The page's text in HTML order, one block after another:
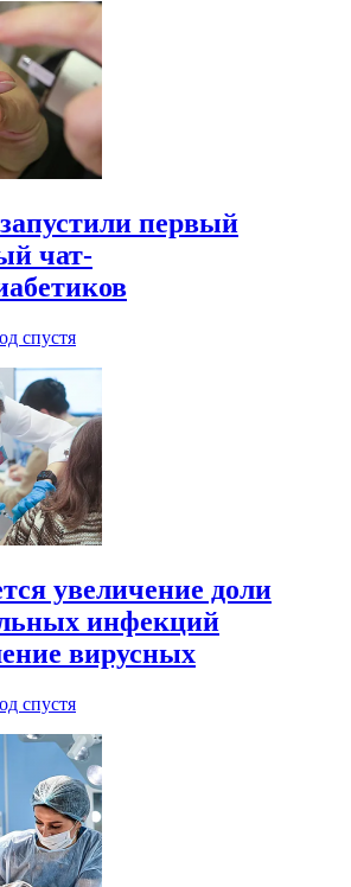
первый
чат-
спустя
увеличение доли
инфекций
вирусных
спустя